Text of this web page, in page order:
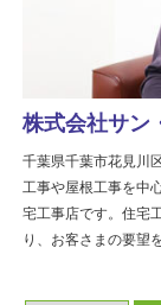
株式会社サン
千葉県千葉市花見川
工事や屋根工事を中
宅工事店です。住宅
り、お客さまの要望